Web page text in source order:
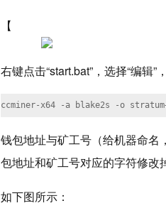
【
右键点击“start.bat”，选择“编辑”
ccminer-x64 -a blake2s -o
钱包地址与矿工号（给机器命
包地址和矿工号对应的字符修改
如下图所示：